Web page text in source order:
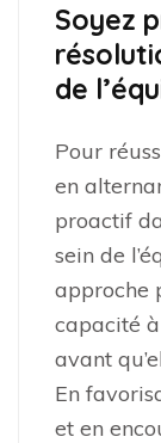
Soyez
de
Pour
en
proactif
sein de
approche
capacité
avant
En
et en